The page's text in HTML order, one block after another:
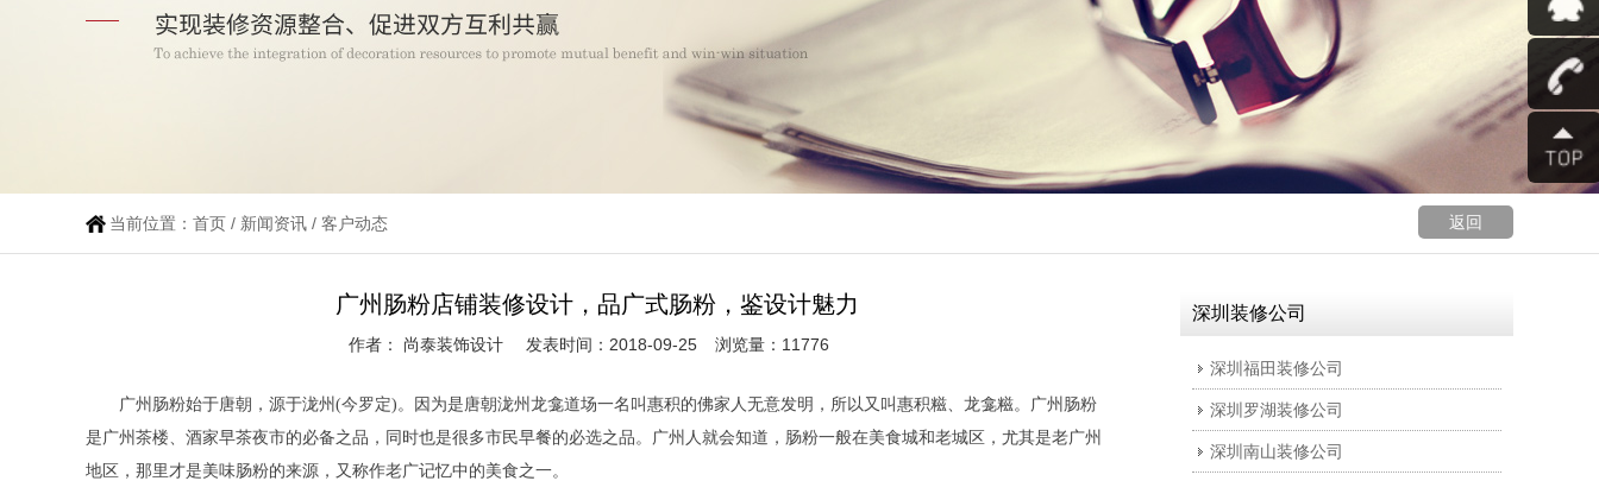
返回
当前位置： 首页 / 新闻资讯 / 客户动态
广州肠粉店铺装修设计，品广式肠粉，鉴设计魅力
作者： 尚泰装饰设计 发表时间：2018-09-25 浏览量：11776
广州肠粉始于唐朝，源于泷州(今罗定)。因为是唐朝泷州龙龛道场一名叫惠积的佛家人无意发明，所以又叫惠积糍、龙龛糍。广州肠粉
是广州茶楼、酒家早茶夜市的必备之品，同时也是很多市民早餐的必选之品。 广州人就会知道，肠粉一般在美食城和老城区，尤其是老广州
地区，那里才是美味肠粉的来源，又称作老广记忆中的美食之一。
深圳装修公司
深圳福田装修公司
深圳罗湖装修公司
深圳南山装修公司